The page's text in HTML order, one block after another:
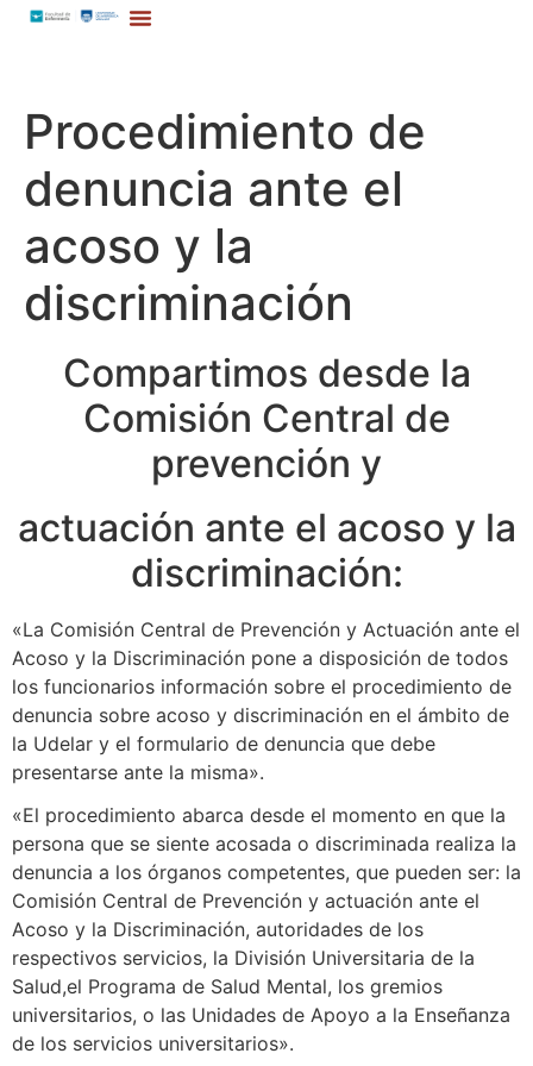
Procedimiento de
denuncia ante el
acoso y la
discriminación
Compartimos desde la
Comisión Central de
prevención y
actuación ante el acoso y la
discriminación:
«La Comisión Central de Prevención y Actuación ante el
Acoso y la Discriminación pone a disposición de todos
los funcionarios información sobre el procedimiento de
denuncia sobre acoso y discriminación en el ámbito de
la Udelar y el formulario de denuncia que debe
presentarse ante la misma».
«El procedimiento abarca desde el momento en que la
persona que se siente acosada o discriminada realiza la
denuncia a los órganos competentes, que pueden ser: la
Comisión Central de Prevención y actuación ante el
Acoso y la Discriminación, autoridades de los
respectivos servicios, la División Universitaria de la
Salud,el Programa de Salud Mental, los gremios
universitarios, o las Unidades de Apoyo a la Enseñanza
de los servicios universitarios».